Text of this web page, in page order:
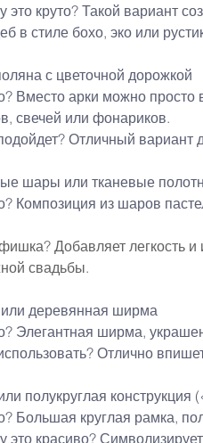
это круто? Такой вариант
в стиле бохо, эко или
с цветочной дорожкой
Вместо арки можно
свечей или фонариков.
Отличный вариант
шары или тканевые
Композиция из шаров
Добавляет легкость и
свадьбы.
деревянная ширма
Элегантная ширма,
Отлично
полукруглая конструкция
Большая круглая рамка,
это красиво?